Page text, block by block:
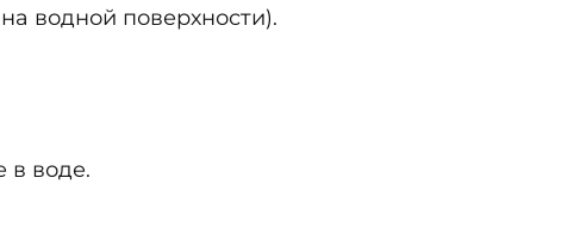
водной поверхности).
в воде.